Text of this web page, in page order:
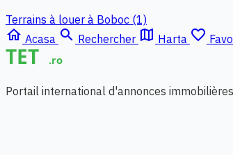
Terrains à louer à Boboc (1)
home Acasa search Rechercher map Harta favorite_border
Portail international d'annonces